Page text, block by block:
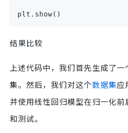
plt.show()
结果比较
上述代码中，我们首先生成了
集。然后，我们对这个数据集应
并使用线性回归模型在归一化
和测试。